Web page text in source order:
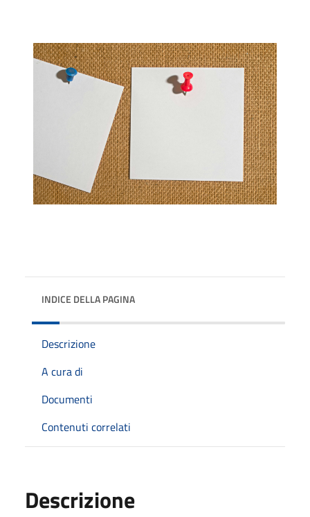
INDICE DELLA PAGINA
Descrizione
A cura di
Documenti
Contenuti correlati
Descrizione